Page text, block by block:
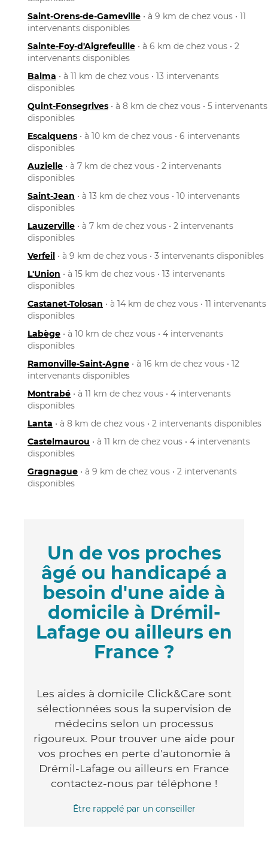
Saint-Orens-de-Gameville • à 9 km de chez vous • 11
intervenants disponibles
Sainte-Foy-d'Aigrefeuille • à 6 km de chez vous • 2
intervenants disponibles
Balma • à 11 km de chez vous • 13 intervenants
disponibles
Quint-Fonsegrives • à 8 km de chez vous • 5 intervenants
disponibles
Escalquens • à 10 km de chez vous • 6 intervenants
disponibles
Auzielle • à 7 km de chez vous • 2 intervenants
disponibles
Saint-Jean • à 13 km de chez vous • 10 intervenants
disponibles
Lauzerville • à 7 km de chez vous • 2 intervenants
disponibles
Verfeil • à 9 km de chez vous • 3 intervenants disponibles
L'Union • à 15 km de chez vous • 13 intervenants
disponibles
Castanet-Tolosan • à 14 km de chez vous • 11 intervenants
disponibles
Labège • à 10 km de chez vous • 4 intervenants
disponibles
Ramonville-Saint-Agne • à 16 km de chez vous • 12
intervenants disponibles
Montrabé • à 11 km de chez vous • 4 intervenants
disponibles
Lanta • à 8 km de chez vous • 2 intervenants disponibles
Castelmaurou • à 11 km de chez vous • 4 intervenants
disponibles
Gragnague • à 9 km de chez vous • 2 intervenants
disponibles
Un de vos proches
âgé ou handicapé a
besoin d'une aide à
domicile à Drémil-
Lafage ou ailleurs en
France ?
Les aides à domicile Click&Care sont
sélectionnées sous la supervision de
médecins selon un processus
rigoureux. Pour trouver une aide pour
vos proches en perte d'autonomie à
Drémil-Lafage ou ailleurs en France
contactez-nous par téléphone !
Être rappelé par un conseiller